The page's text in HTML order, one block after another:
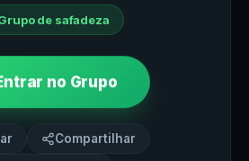
de safadeza
no Grupo
Compartilhar